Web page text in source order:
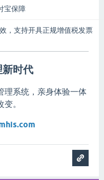
宝保障
，支持开具正规增值税发票
时代
理系统，亲身体验一体
。